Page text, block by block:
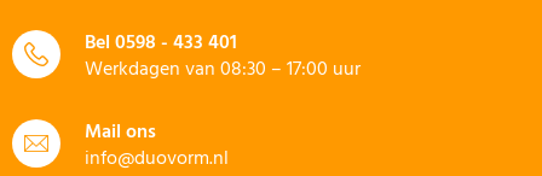
Bel0598 - 433 401
Werkdagen van 08:30 – 17:00 uur
Mail ons
info@duovorm.nl